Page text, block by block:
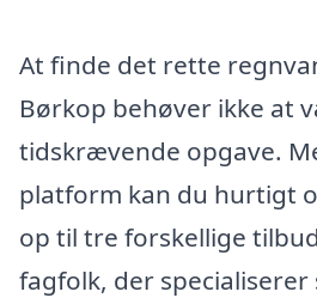
At finde det rette
Børkop behøver ikke at
tidskrævende opgave.
platform kan du hurtigt
op til tre forskellige
fagfolk, der